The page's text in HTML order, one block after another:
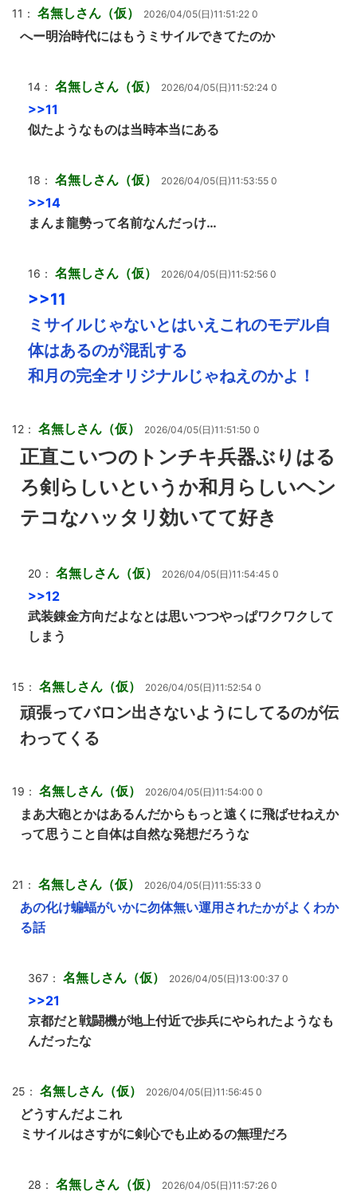
11： 名無しさん（仮） 2026/04/05(日)11:51:22 0
へー明治時代にはもうミサイルできてたのか
14： 名無しさん（仮） 2026/04/05(日)11:52:24 0
>>11
似たようなものは当時本当にある
18： 名無しさん（仮） 2026/04/05(日)11:53:55 0
>>14
まんま龍勢って名前なんだっけ…
16： 名無しさん（仮） 2026/04/05(日)11:52:56 0
>>11
ミサイルじゃないとはいえこれのモデル自
体はあるのが混乱する
和月の完全オリジナルじゃねえのかよ！
12： 名無しさん（仮） 2026/04/05(日)11:51:50 0
正直こいつのトンチキ兵器ぶりはる
ろ剣らしいというか和月らしいヘン
テコなハッタリ効いてて好き
20： 名無しさん（仮） 2026/04/05(日)11:54:45 0
>>12
武装錬金方向だよなとは思いつつやっぱワクワクして
しまう
15： 名無しさん（仮） 2026/04/05(日)11:52:54 0
頑張ってバロン出さないようにしてるのが伝
わってくる
19： 名無しさん（仮） 2026/04/05(日)11:54:00 0
まあ大砲とかはあるんだからもっと遠くに飛ばせねえか
って思うこと自体は自然な発想だろうな
21： 名無しさん（仮） 2026/04/05(日)11:55:33 0
あの化け蝙蝠がいかに勿体無い運用されたかがよくわか
る話
367： 名無しさん（仮） 2026/04/05(日)13:00:37 0
>>21
京都だと戦闘機が地上付近で歩兵にやられたようなも
んだったな
25： 名無しさん（仮） 2026/04/05(日)11:56:45 0
どうすんだよこれ
ミサイルはさすがに剣心でも止めるの無理だろ
28： 名無しさん（仮） 2026/04/05(日)11:57:26 0